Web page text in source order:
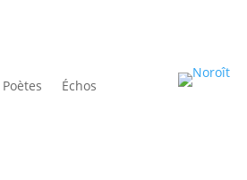
Poètes Échos